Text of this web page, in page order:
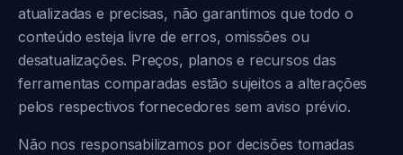
atualizadas e precisas, não garantimos que todo o
conteúdo esteja livre de erros, omissões ou
desatualizações. Preços, planos e recursos das
ferramentas comparadas estão sujeitos a alterações
pelos respectivos fornecedores sem aviso prévio.
Não nos responsabilizamos por decisões tomadas